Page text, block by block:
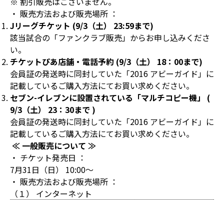
・ 販売方法および販売場所 ：
Jリーグチケット (9/3（土） 23:59まで)
該当試合の「ファンクラブ販売」からお申し込みくださ
い。
チケットぴあ店舗・電話予約 (9/3（土） 18：00まで)
会員証の発送時に同封していた「2016 アビーガイド」に
記載しているご購入方法にてお買い求めください。
セブン-イレブンに設置されている「マルチコピー機」 (
9/3（土） 23：30まで )
会員証の発送時に同封していた「2016 アビーガイド」に
記載しているご購入方法にてお買い求めください。
≪ 一般販売について ≫
・ チケット発売日 ：
7月31日（日） 10:00～
・ 販売方法および販売場所 ：
（１） インターネット